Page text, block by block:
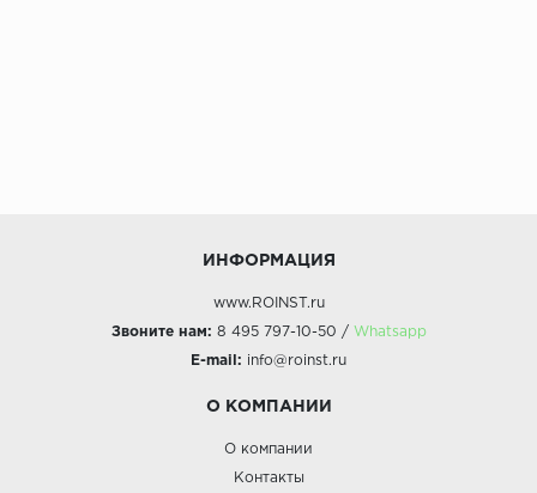
ИНФОРМАЦИЯ
www.ROINST.ru
Звоните нам: 8 495 797-10-50 / Whatsapp
E-mail: info@roinst.ru
О КОМПАНИИ
О компании
Контакты